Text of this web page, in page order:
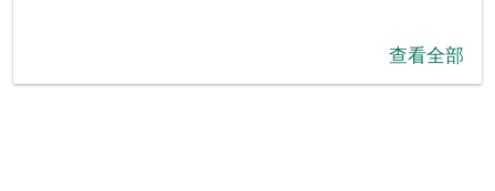
查看全部